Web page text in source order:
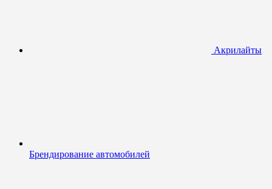
Акрилайты
Брендирование автомобилей